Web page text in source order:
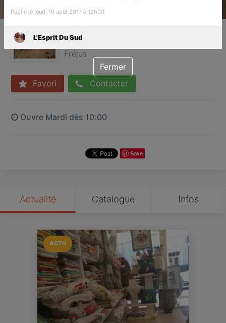
Boutique de linge de maison
Fréjus
Favori Contacter
Ouvre Mardi dès 10:00
Save
Actualité Catalogue Infos
ACTU
Publié le jeudi 10 août 2017 à 12h08
L'Esprit Du Sud
Fermer